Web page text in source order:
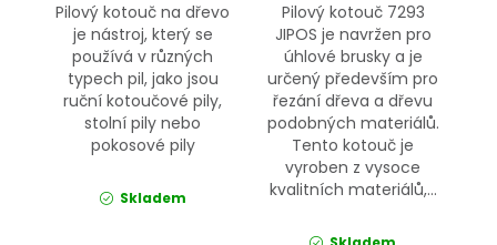
Pilový kotouč na dřevo
je nástroj, který se
používá v různých
typech pil, jako jsou
ruční kotoučové pily,
stolní pily nebo
pokosové pily
Skladem
Pilový kotouč 7293
JIPOS je navržen pro
úhlové brusky a je
určený především pro
řezání dřeva a dřevu
podobných materiálů.
Tento kotouč je
vyroben z vysoce
kvalitních materiálů,...